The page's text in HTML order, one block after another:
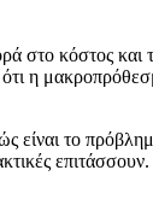
κόστος και
η
είναι το